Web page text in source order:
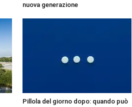
nuova generazione
Pillola del giorno dopo: quando può